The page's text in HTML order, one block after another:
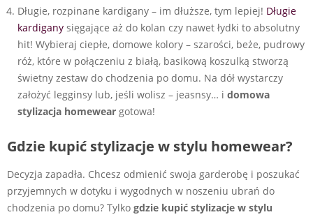
Długie, rozpinane kardigany – im dłuższe, tym lepiej! Długie
kardigany sięgające aż do kolan czy nawet łydki to absolutny
hit! Wybieraj ciepłe, domowe kolory – szarości, beże, pudrowy
róż, które w połączeniu z białą, basikową koszulką stworzą
świetny zestaw do chodzenia po domu. Na dół wystarczy
założyć legginsy lub, jeśli wolisz – jeasnsy… i domowa
stylizacja homewear gotowa!
Gdzie kupić stylizacje w stylu homewear?
Decyzja zapadła. Chcesz odmienić swoja garderobę i poszukać
przyjemnych w dotyku i wygodnych w noszeniu ubrań do
chodzenia po domu? Tylko gdzie kupić stylizacje w stylu